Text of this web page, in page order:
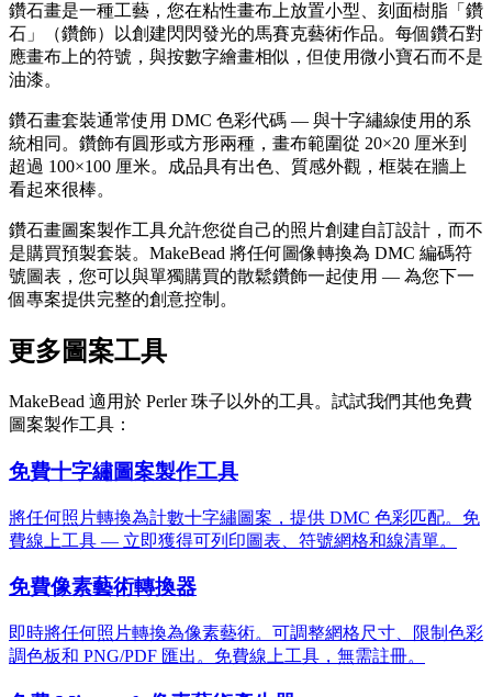
鑽石畫是一種工藝，您在粘性畫布上放置小型、刻面樹脂「鑽
石」（鑽飾）以創建閃閃發光的馬賽克藝術作品。每個鑽石對
應畫布上的符號，與按數字繪畫相似，但使用微小寶石而不是
油漆。
鑽石畫套裝通常使用 DMC 色彩代碼 — 與十字繡線使用的系
統相同。鑽飾有圓形或方形兩種，畫布範圍從 20×20 厘米到
超過 100×100 厘米。成品具有出色、質感外觀，框裝在牆上
看起來很棒。
鑽石畫圖案製作工具允許您從自己的照片創建自訂設計，而不
是購買預製套裝。MakeBead 將任何圖像轉換為 DMC 編碼符
號圖表，您可以與單獨購買的散鬆鑽飾一起使用 — 為您下一
個專案提供完整的創意控制。
更多圖案工具
MakeBead 適用於 Perler 珠子以外的工具。試試我們其他免費
圖案製作工具：
免費十字繡圖案製作工具
將任何照片轉換為計數十字繡圖案，提供 DMC 色彩匹配。免
費線上工具 — 立即獲得可列印圖表、符號網格和線清單。
免費像素藝術轉換器
即時將任何照片轉換為像素藝術。可調整網格尺寸、限制色彩
調色板和 PNG/PDF 匯出。免費線上工具，無需註冊。